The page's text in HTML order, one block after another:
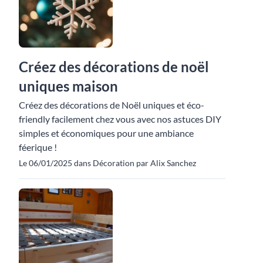
Créez des décorations de noël
uniques maison
Créez des décorations de Noël uniques et éco-
friendly facilement chez vous avec nos astuces DIY
simples et économiques pour une ambiance
féerique !
Le 06/01/2025 dans Décoration par Alix Sanchez